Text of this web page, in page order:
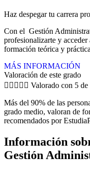
Haz despegar tu carrera
Con el Gestión
profesionalizarte y
formación teórica y
MÁS INFORMACIÓN
Valoración de este grado
     Valorado con 5 de
Más del 90% de las
grado medio, valoran de
recomendados por
Información
Gestión